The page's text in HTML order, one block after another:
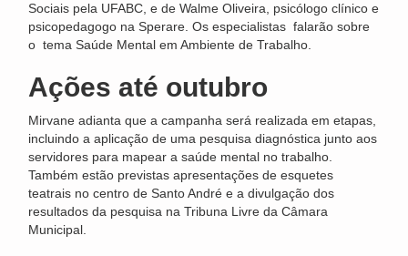
Sociais pela UFABC, e de Walme Oliveira, psicólogo clínico e
psicopedagogo na Sperare. Os especialistas falarão sobre
o tema Saúde Mental em Ambiente de Trabalho.
Ações até outubro
Mirvane adianta que a campanha será realizada em etapas,
incluindo a aplicação de uma pesquisa diagnóstica junto aos
servidores para mapear a saúde mental no trabalho.
Também estão previstas apresentações de esquetes
teatrais no centro de Santo André e a divulgação dos
resultados da pesquisa na Tribuna Livre da Câmara
Municipal.